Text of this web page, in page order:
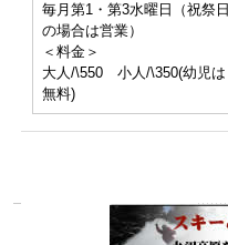
毎月第1・第3水曜日（祝祭日
の場合は営業）
＜料金＞
大人/\550 小人/\350(幼児は
無料)